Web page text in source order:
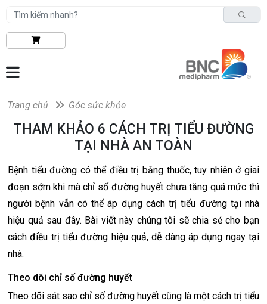
Trang chủ Góc sức khỏe
THAM KHẢO 6 CÁCH TRỊ TIỂU ĐƯỜNG
TẠI NHÀ AN TOÀN
Bệnh tiểu đường có thể điều trị bằng thuốc, tuy nhiên ở giai
đoạn sớm khi mà chỉ số đường huyết chưa tăng quá mức thì
người bệnh vẫn có thể áp dụng cách trị tiểu đường tại nhà
hiệu quả sau đây. Bài viết này chúng tôi sẽ chia sẻ cho bạn
cách điều trị tiểu đường hiệu quả, dễ dàng áp dụng ngay tại
nhà.
Theo dõi chỉ số đường huyết
Theo dõi sát sao chỉ số đường huyết cũng là một cách trị tiểu